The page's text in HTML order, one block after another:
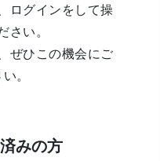
ログインをして操
さい。
ぜひこの機会にご
。
みの方